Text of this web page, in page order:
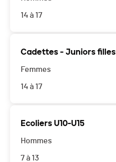
14 à 17
Cadettes - Juniors filles
Femmes
14 à 17
Ecoliers U10-U15
Hommes
7 à 13